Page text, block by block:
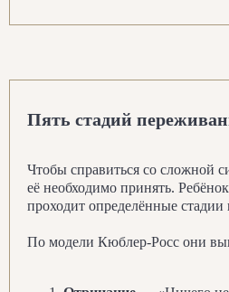
Пять стадий
Чтобы справиться со сложной
её необходимо принять.
проходит определённые
По модели Кюблер-Росс они